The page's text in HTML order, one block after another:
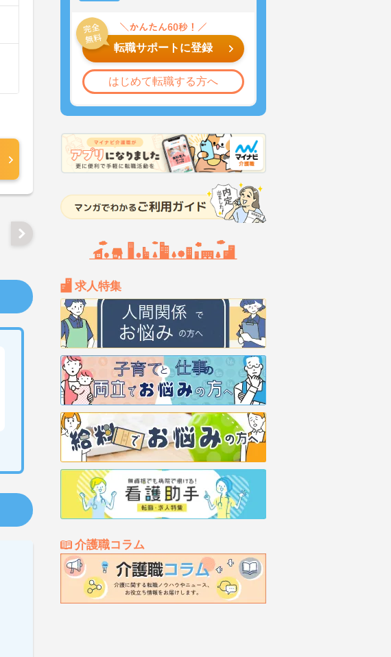
転職サポートに登録
はじめて転職する方へ
求人特集
介護職コラム